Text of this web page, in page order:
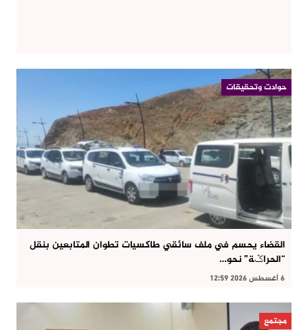
حوادت وتحقيقات
القضاء يحسم في ملف سائقي طاكسيات تطوان المتابعين بنقل
“الحراݣة” نحو…
6 أغسطس 2026 12:59
مجتمع